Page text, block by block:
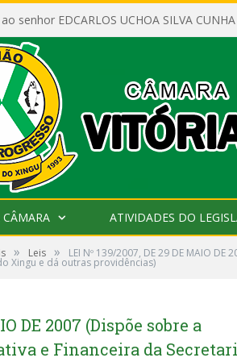
senhor EDCARLOS UCHOA SILVA CUNHA
CÂMARA ATIVIDADES DO
» Leis » LEI Nº 139/2007, DE 29 DE MAIO
Xingu e dá outras providências)
DE 2007 (Dispõe sobre a
e Financeira da